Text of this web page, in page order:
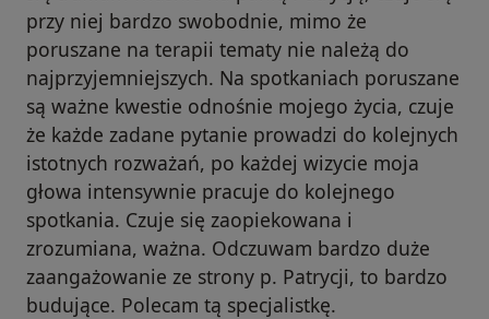
przy niej bardzo swobodnie, mimo że
poruszane na terapii tematy nie należą do
najprzyjemniejszych. Na spotkaniach poruszane
są ważne kwestie odnośnie mojego życia, czuje
że każde zadane pytanie prowadzi do kolejnych
istotnych rozważań, po każdej wizycie moja
głowa intensywnie pracuje do kolejnego
spotkania. Czuje się zaopiekowana i
zrozumiana, ważna. Odczuwam bardzo duże
zaangażowanie ze strony p. Patrycji, to bardzo
budujące. Polecam tą specjalistkę.